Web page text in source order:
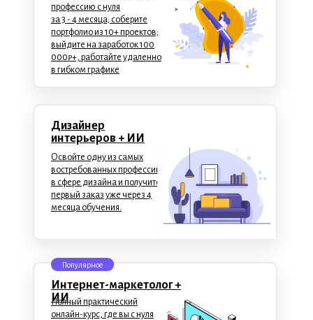
Интернет-маркетолог +
ИИ
Полный практический
онлайн-курс, где вы с нуля
Популярное
профессию с нуля
за 3 - 4 месяца; соберите
портфолио из 10+ проектов;
выйдите на заработок 100
000₽+, работайте удаленно
в гибком графике
Дизайнер
интерьеров + ИИ
Освойте одну из самых
востребованных профессий
в сфере дизайна и получите
первый заказ уже через 4
месяца обучения.